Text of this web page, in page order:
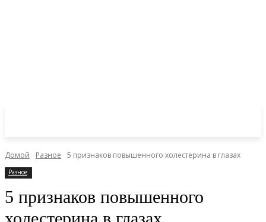
Домой Разное 5 признаков повышенного холестерина в глазах
Разное
5 признаков повышенного